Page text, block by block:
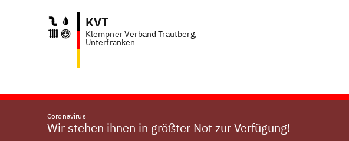
KVT
Klempner Verband Trautberg,
Unterfranken
Coronavirus
Wir stehen ihnen in größter Not zur Verfügung!